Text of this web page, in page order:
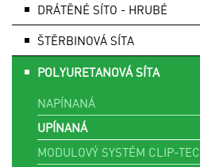
DRÁTĚNÉ SÍTO - HRUBÉ
ŠTĚRBINOVÁ SÍTA
POLYURETANOVÁ SÍTA
NAPÍNANÁ
UPÍNANÁ
MODULOVÝ SYSTÉM CLIP-TEC